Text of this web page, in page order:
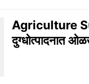
Agriculture
दुग्धोत्पादनात